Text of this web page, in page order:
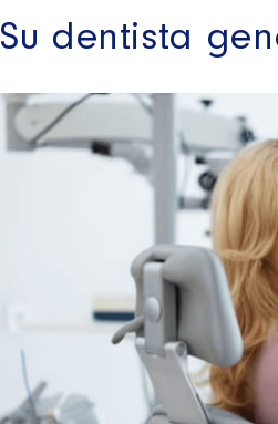
Su dentista